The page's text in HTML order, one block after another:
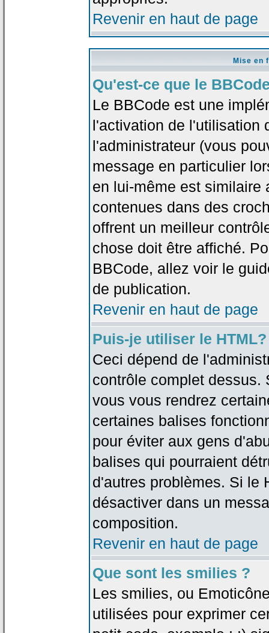
Revenir en haut de page
Mise en
Qu'est-ce que le
Le BBCode est une
l'activation de l'utilisation
l'administrateur (vous
message en particulier
en lui-même est similaire
contenues dans des
offrent un meilleur
chose doit être affiché.
BBCode, allez voir le
de publication.
Revenir en haut de page
Puis-je utiliser le HTML?
Ceci dépend de
contrôle complet dessus.
vous vous rendrez
certaines balises
pour éviter aux gens
balises qui pourraient
d'autres problèmes. Si le
désactiver dans un
composition.
Revenir en haut de page
Que sont les smilies ?
Les smilies, ou
utilisées pour exprimer